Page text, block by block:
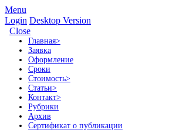
Menu
Login Desktop Version
Close
Главная>
Заявка
Оформление
Сроки
Стоимость>
Статьи>
Контакт>
Рубрики
Архив
Сертификат о публикации